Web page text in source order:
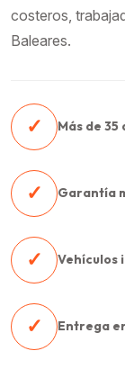
costeros,
Baleares.
✓ Más de
✓ Garantía
✓ Vehículos
✓ Entrega